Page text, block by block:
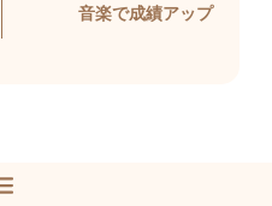
音楽で成績アップ